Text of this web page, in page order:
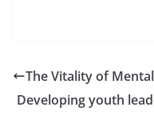
The Vitality of
Developing youth